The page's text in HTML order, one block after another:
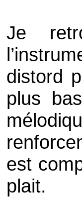
Je
distord
plus
est
plait.